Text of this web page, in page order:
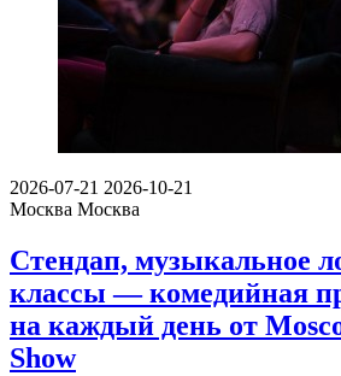
2026-07-21 2026-10-21
Москва Москва
Стендап, музыкальное
классы — комедийная
на каждый день от
Show